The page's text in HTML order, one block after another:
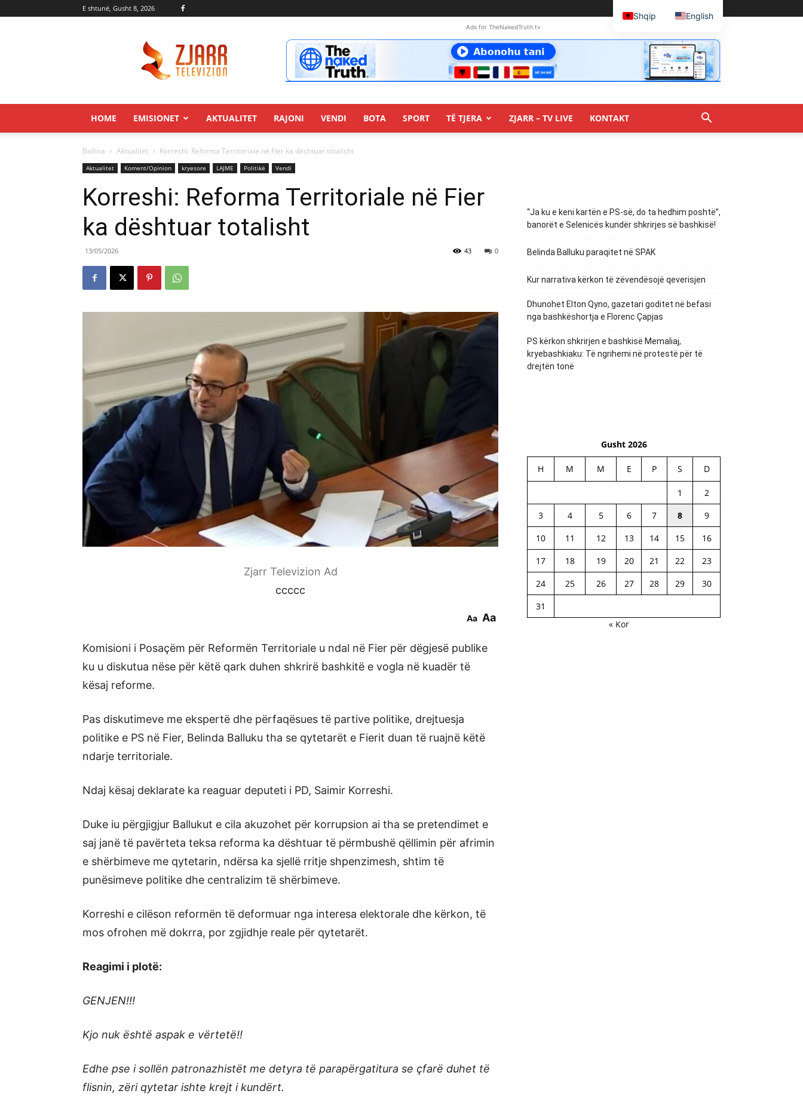
E shtunë, Gusht 8, 2026
Ads for TheNakedTruth.tv
HOME EMISIONET AKTUALITET RAJONI VENDI BOTA SPORT TË TJERA ZJARR – TV LIVE KONTAKT
Ballina Aktualitet Korreshi: Reforma Territoriale në Fier ka dështuar totalisht
Aktualitet Koment/Opinion kryesore LAJME Politikë Vendi
Korreshi: Reforma Territoriale në Fier
ka dështuar totalisht
13/05/2026 0
43
Zjarr Televizion Ad
ccccc
Aa Aa
Komisioni i Posaçëm për Reformën Territoriale u ndal në Fier për dëgjesë publike
ku u diskutua nëse për këtë qark duhen shkrirë bashkitë e vogla në kuadër të
kësaj reforme.
Pas diskutimeve me ekspertë dhe përfaqësues të partive politike, drejtuesja
politike e PS në Fier, Belinda Balluku tha se qytetarët e Fierit duan të ruajnë këtë
ndarje territoriale.
Ndaj kësaj deklarate ka reaguar deputeti i PD, Saimir Korreshi.
Duke iu përgjigjur Ballukut e cila akuzohet për korrupsion ai tha se pretendimet e
saj janë të pavërteta teksa reforma ka dështuar të përmbushë qëllimin për afrimin
e shërbimeve me qytetarin, ndërsa ka sjellë rritje shpenzimesh, shtim të
punësimeve politike dhe centralizim të shërbimeve.
Korreshi e cilëson reformën të deformuar nga interesa elektorale dhe kërkon, të
mos ofrohen më dokrra, por zgjidhje reale për qytetarët.
Reagimi i plotë:
GENJEN!!!
Kjo nuk është aspak e vërtetë!!
Edhe pse i sollën patronazhistët me detyra të parapërgatitura se çfarë duhet të
flisnin, zëri qytetar ishte krejt i kundërt.
“Ja ku e keni kartën e PS-së, do ta hedhim poshtë”,
banorët e Selenicës kundër shkrirjes së bashkisë!
Belinda Balluku paraqitet në SPAK
Kur narrativa kërkon të zëvendësojë qeverisjen
Dhunohet Elton Qyno, gazetari goditet në befasi
nga bashkëshortja e Florenc Çapjas
PS kërkon shkrirjen e bashkisë Memaliaj,
kryebashkiaku: Të ngrihemi në protestë për të
drejtën tonë
Gusht 2026
H M M E P S D
1
2
3
4 5 6 7 8
9
10
11 12 13 14 15
16
17
18 19 20 21 22
23
24
25 26 27 28 29
30
31
« Kor
Shqip English